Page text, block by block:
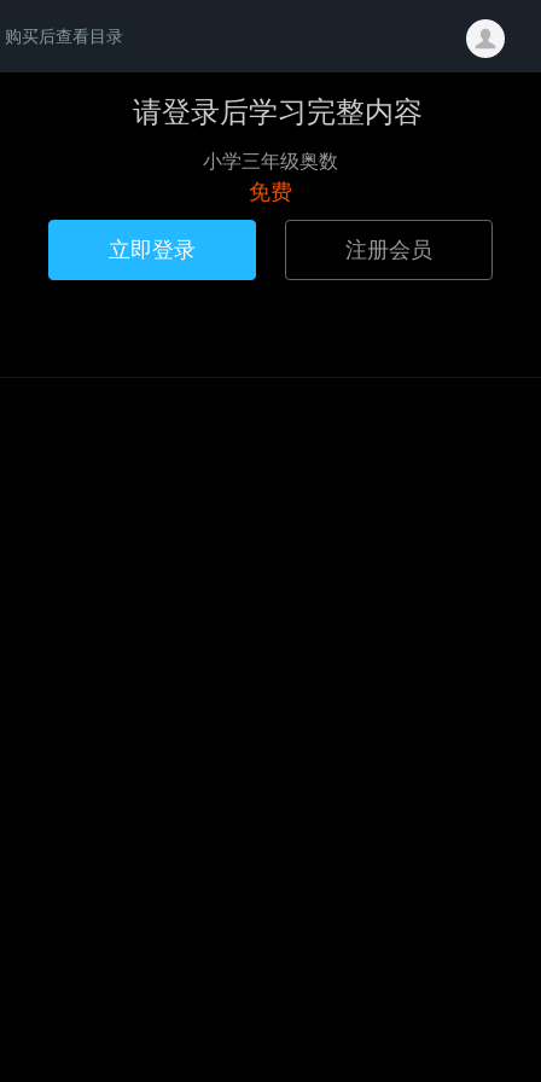
购买后查看目录
请登录后学习完整内容
小学三年级奥数
免费
立即登录 注册会员